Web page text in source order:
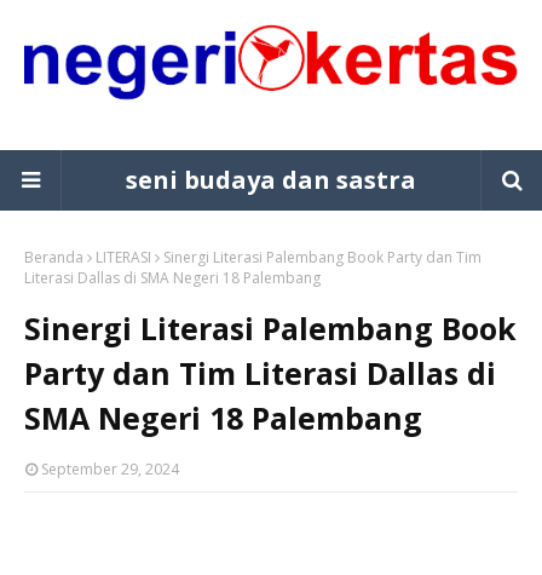
seni budaya dan sastra
Beranda LITERASI
Sinergi Literasi Palembang Book Party dan Tim
Literasi Dallas di SMA Negeri 18 Palembang
Sinergi Literasi Palembang Book
Party dan Tim Literasi Dallas di
SMA Negeri 18 Palembang
September 29, 2024